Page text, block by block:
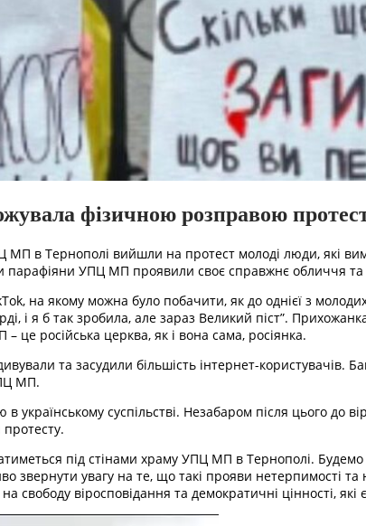
фізичною розправою
МП в Тернополі вийшли на протест молоді люди, які
парафіяни УПЦ МП проявили своє справжнє обличчя
на якому можна було побачити, як до однієї з
і я б так зробила, але зараз Великий піст”.
це російська церква, як і вона сама, росіянка.
та засудили більшість інтернет-
МП.
українському суспільстві. Незабаром після цього до
протесту.
під стінами храму УПЦ МП в Тернополі.
увагу на те, що такі прояви нетерпимості та
свободу віросповідання та демократичні цінності,